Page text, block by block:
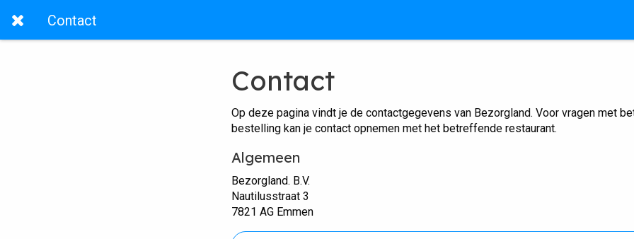
Contact
Contact
Op deze pagina vindt je de contactgegevens van Bezorgland. Voor vragen met
bestelling kan je contact opnemen met het betreffende restaurant.
Algemeen
Bezorgland. B.V.
Nautilusstraat 3
7821 AG Emmen